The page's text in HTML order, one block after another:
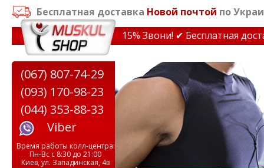
Бесплатная доставка Новой почтой по
на тренажеры до 15% Звони! ✔ Бесплатная
(067) 807-74-29
(093) 170-98-23
(044) 353-88-33
Viber
Время работы колл-центра:
Пн-Вс с 8:30 до 21:00
Киев, ул. Западинская, 4в